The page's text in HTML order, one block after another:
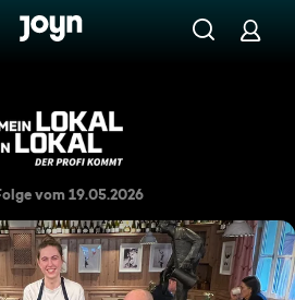
Gehobene, deutsche Küche
vom 19.05.2026